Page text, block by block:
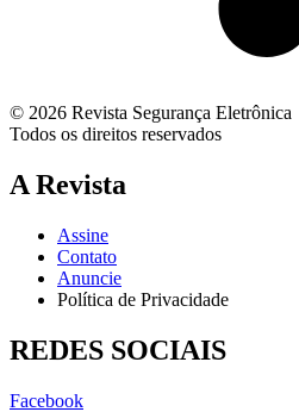
© 2026 Revista Segurança Eletrônica
Todos os direitos reservados
A Revista
Assine
Contato
Anuncie
Política de Privacidade
REDES SOCIAIS
Facebook